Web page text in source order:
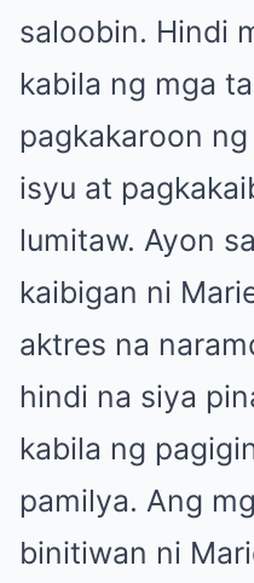
saloobin. Hindi
kabila ng mga
pagkakaroon
isyu at
lumitaw. Ayon
kaibigan ni
aktres na
hindi na siya
kabila ng
pamilya. Ang
binitiwan ni